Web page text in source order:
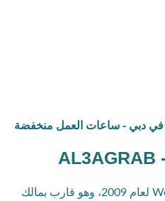
في دبي - ساعات العمل منخفضة​
AL3AGRAB
AL3AGRAB هو قارب Westport لعام 2009، وهو قارب بمالك